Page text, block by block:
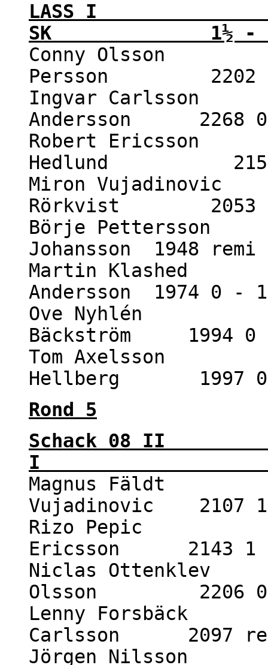
LASS I -
SK 1½ -
Conny Olsson
Persson 2202
Ingvar Carlsson
Andersson 2268
Robert Ericsson
Hedlund 2152
Miron Vujadinovic
Rörkvist 2053
Börje Pettersson
Johansson 1948 remi
Martin Klashed
Andersson 1974 0 - 1
Ove Nyhlén
Bäckström 1994 0
Tom Axelsson
Hellberg 1997
Rond 5
Schack 08 II
I 4 -
Magnus Fäldt
Vujadinovic 2107
Rizo Pepic
Ericsson 2143 1
Niclas Ottenklev
Olsson 2206 0
Lenny Forsbäck
Carlsson 2097
Jörgen Nilsson